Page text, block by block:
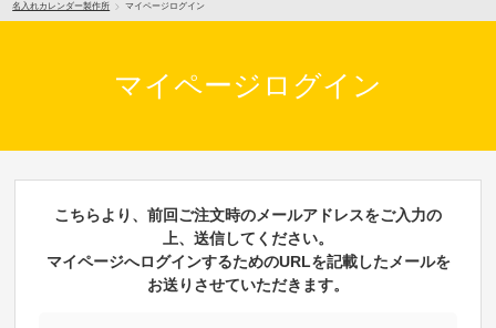
名入れカレンダー製作所 マイページログイン
マイページログイン
こちらより、前回ご注文時のメールアドレスをご入力の
上、送信してください。
マイページへログインするためのURLを記載したメールを
お送りさせていただきます。